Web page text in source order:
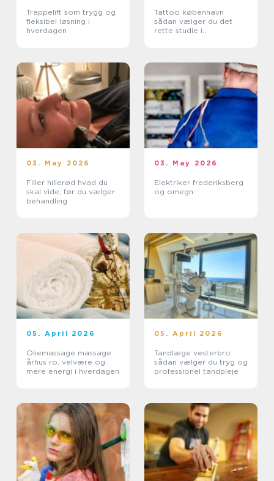
Trappelift som trygg og
fleksibel løsning i
hverdagen
Tattoo københavn
sådan vælger du det
rette studie i
03. May 2026
Filler hillerød hvad du
skal vide, før du vælger
behandling
03. May 2026
Elektriker frederiksberg
og omegn
05. April 2026
Oliemassage massage
århus ro, velvære og
mere energi i hverdagen
05. April 2026
Tandlæge vesterbro
sådan vælger du tryg og
professionel tandpleje